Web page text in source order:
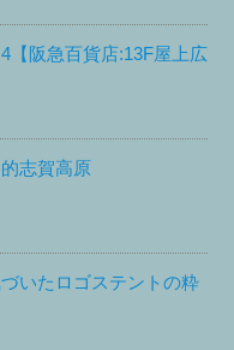
【阪急百貨店:13F屋上広
志賀高原
いたロゴステントの粋